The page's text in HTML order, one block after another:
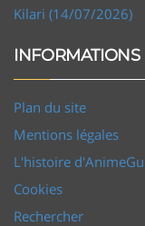
Kilari (14/07/2026)
INFORMATIONS
Plan du site
Mentions légales
L'histoire
Cookies
Rechercher